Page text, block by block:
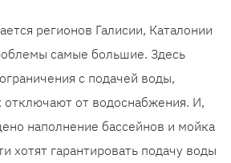
регионов Галисии, Каталонии
самые большие. Здесь
с подачей воды,
от водоснабжения. И,
наполнение бассейнов и мойка
хотят гарантировать подачу воды